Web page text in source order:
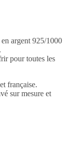
argent 925/1000
pour toutes les
française.
sur mesure et